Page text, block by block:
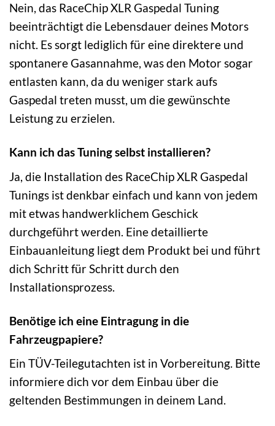
Nein, das RaceChip XLR Gaspedal Tuning
beeinträchtigt die Lebensdauer deines Motors
nicht. Es sorgt lediglich für eine direktere und
spontanere Gasannahme, was den Motor sogar
entlasten kann, da du weniger stark aufs
Gaspedal treten musst, um die gewünschte
Leistung zu erzielen.
Kann ich das Tuning selbst installieren?
Ja, die Installation des RaceChip XLR Gaspedal
Tunings ist denkbar einfach und kann von jedem
mit etwas handwerklichem Geschick
durchgeführt werden. Eine detaillierte
Einbauanleitung liegt dem Produkt bei und führt
dich Schritt für Schritt durch den
Installationsprozess.
Benötige ich eine Eintragung in die
Fahrzeugpapiere?
Ein TÜV-Teilegutachten ist in Vorbereitung. Bitte
informiere dich vor dem Einbau über die
geltenden Bestimmungen in deinem Land.